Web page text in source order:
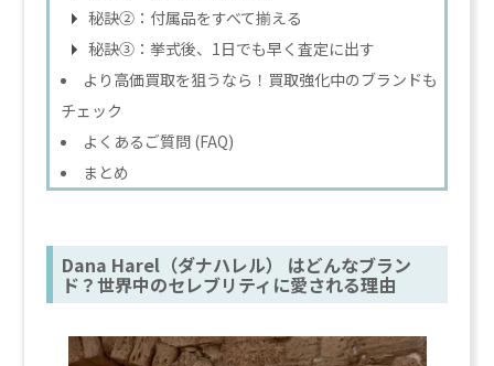
秘訣②：付属品をすべて揃える
秘訣③：挙式後、1日でも早く査定に出す
より高価買取を狙うなら！買取強化中のブランドも
チェック
よくあるご質問 (FAQ)
まとめ
Dana Harel（ダナハレル） はどんなブラン
ド？世界中のセレブリティに愛される理由